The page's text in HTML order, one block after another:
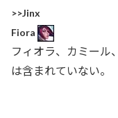
>>Jinx
Fiora
フィオラ、カミール
は含まれていない。